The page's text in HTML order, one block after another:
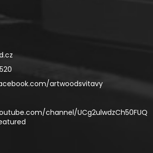
artwoodsvitavy
channel/UCg2ulwdzCh50FUQ